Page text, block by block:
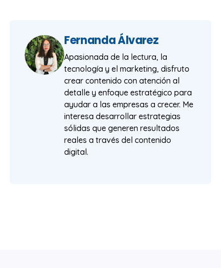
Fernanda Álvarez
Apasionada de la lectura, la
tecnología y el marketing, disfruto
crear contenido con atención al
detalle y enfoque estratégico para
ayudar a las empresas a crecer. Me
interesa desarrollar estrategias
sólidas que generen resultados
reales a través del contenido
digital.